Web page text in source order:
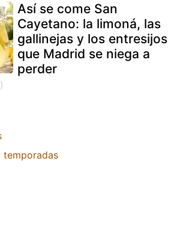
Así se come San
Cayetano: la limoná, las
gallinejas y los entresijos
que Madrid se niega a
perder
temporadas